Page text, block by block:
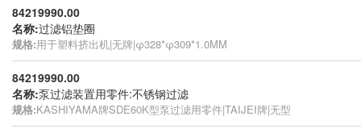
84219990.00
名称:过滤铝垫圈
规格:用于塑料挤出机|无牌|φ328*φ309*1.0MM
84219990.00
名称:泵过滤装置用零件:不锈钢过滤
规格:KASHIYAMA牌SDE60K型泵过滤用零件|TAIJEI牌|无型